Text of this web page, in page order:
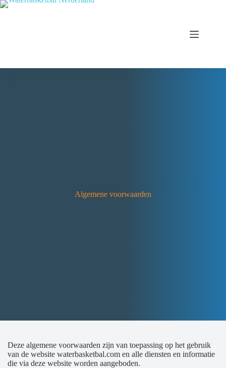
Algemene voorwaarden
Deze algemene voorwaarden zijn van toepassing op het gebruik
van de website waterbasketbal.com en alle diensten en informatie
die via deze website worden aangeboden.